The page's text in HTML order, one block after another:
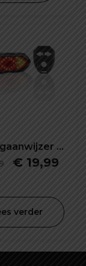
-
was:
€ 34,99.
€ 19,99
is:
€
verder